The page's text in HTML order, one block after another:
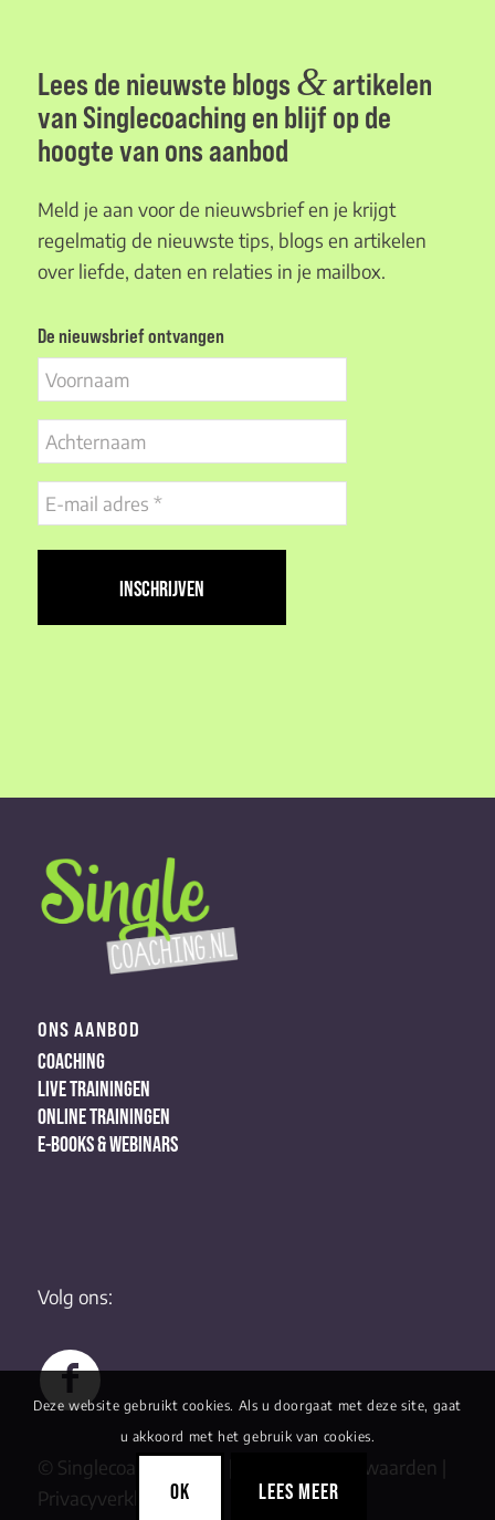
Lees de nieuwste blogs &artikelen
van Singlecoaching en blijf op de
hoogte van ons aanbod
Meld je aan voor de nieuwsbrief en je krijgt
regelmatig de nieuwste tips, blogs en artikelen
over liefde, daten en relaties in je mailbox.
De nieuwsbrief ontvangen
Voornaam
Achternaam
E-
mail
adres
ONS AANBOD
COACHING
LIVE TRAININGEN
ONLINE TRAININGEN
E-BOOKS & WEBINARS
© Singlecoaching 2022 | Algemene Voorwaarden
Privacyverklaring
Volg ons:
Deze website gebruikt cookies. Als u doorgaat met deze site, gaat
u akkoord met het gebruik van cookies.
OK LEES MEER